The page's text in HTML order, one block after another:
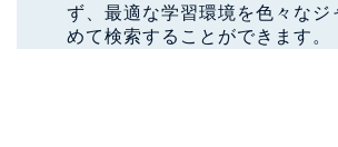
ず、最適な学習環境を色々なジ
めて検索することができます。